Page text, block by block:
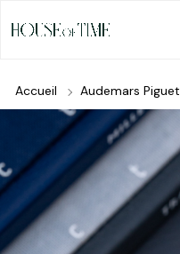
Accueil Audemars Piguet